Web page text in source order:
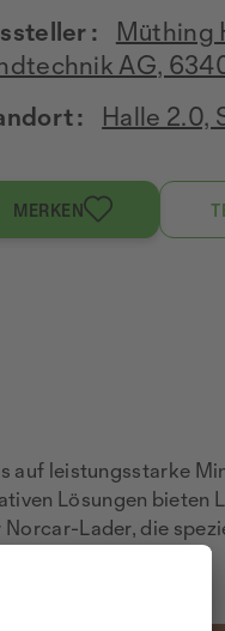
:
Müthing
AG,
:
Halle 2.0,
MERKEN
auf leistungsstarke
Lösungen bieten
Lader, die